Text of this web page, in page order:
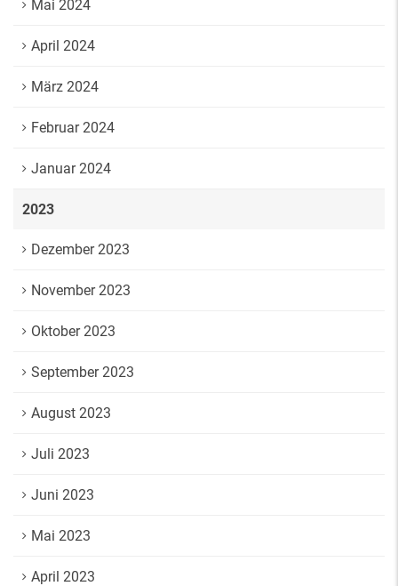
Mai 2024
April 2024
März 2024
Februar 2024
Januar 2024
2023
Dezember 2023
November 2023
Oktober 2023
September 2023
August 2023
Juli 2023
Juni 2023
Mai 2023
April 2023